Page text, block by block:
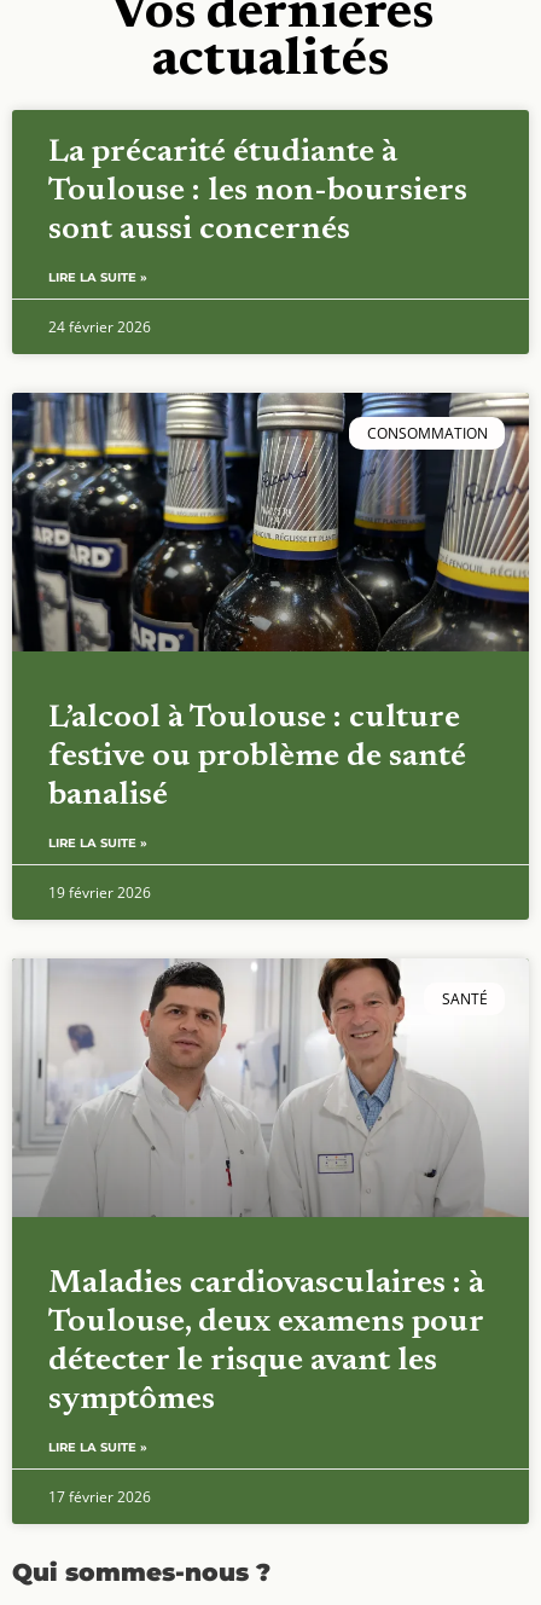
Vos dernières
actualités
La précarité étudiante à
Toulouse : les non-boursiers
sont aussi concernés
LIRE LA SUITE »
24 février 2026
CONSOMMATION
L’alcool à Toulouse : culture
festive ou problème de santé
banalisé
LIRE LA SUITE »
19 février 2026
SANTÉ
Maladies cardiovasculaires : à
Toulouse, deux examens pour
détecter le risque avant les
symptômes
LIRE LA SUITE »
17 février 2026
Qui sommes-nous ?